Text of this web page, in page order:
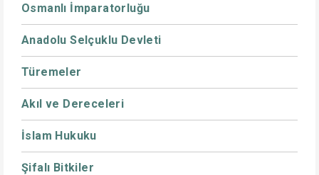
Osmanlı İmparatorluğu
Anadolu Selçuklu Devleti
Türemeler
Akıl ve Dereceleri
İslam Hukuku
Şifalı Bitkiler